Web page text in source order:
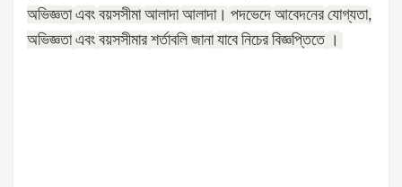
অভিজ্ঞতা এবং বয়সসীমা আলাদা আলাদা। পদভেদে আবেদনের যোগ্যতা,
অভিজ্ঞতা এবং বয়সসীমার শর্তাবলি জানা যাবে নিচের বিজ্ঞপ্তিতে ।